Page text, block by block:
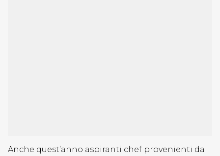
Anche quest’anno aspiranti chef provenienti da